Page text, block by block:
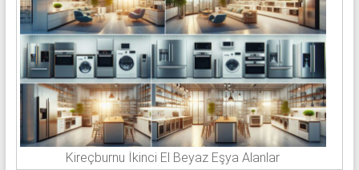
Kireçburnu İkinci El Beyaz Eşya Alanlar